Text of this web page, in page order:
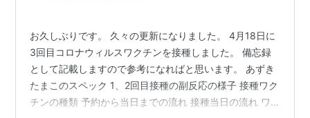
お久しぶりです。 久々の更新になりました。 4月18日に
3回目コロナウィルスワクチンを接種しました。 備忘録
として記載しますので参考になればと思います。 あずき
たまこのスペック 1、2回目接種の副反応の様子 接種ワク
チンの種類 予約から当日までの流れ 接種当日の流れ ワ